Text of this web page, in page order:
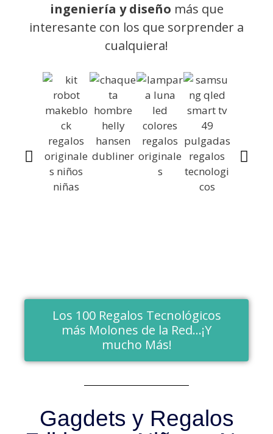
ingeniería y diseño más que
interesante con los que sorprender a
cualquiera!
Los 100 Regalos Tecnológicos
más Molones de la Red...¡Y
mucho Más!
Gagdets y Regalos